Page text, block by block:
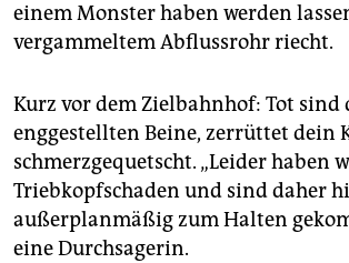
einem Monster haben werden
vergammeltem Abflussrohr riecht.
Kurz vor dem Zielbahnhof: Tot sind
enggestellten Beine, zerrüttet dein
schmerzgequetscht. „Leider haben
Triebkopfschaden und sind daher
außerplanmäßig zum Halten
eine Durchsagerin.